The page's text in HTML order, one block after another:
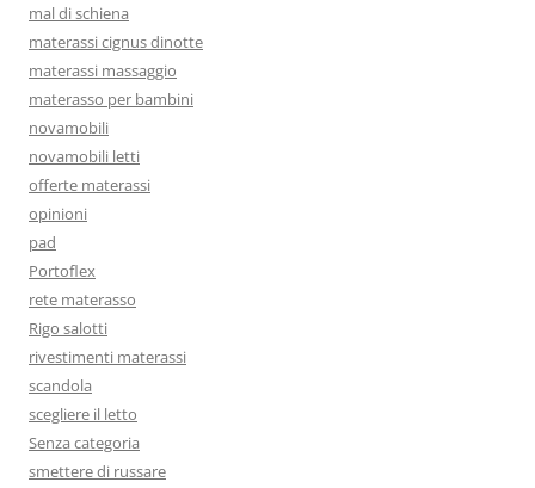
mal di schiena
materassi cignus dinotte
materassi massaggio
materasso per bambini
novamobili
novamobili letti
offerte materassi
opinioni
pad
Portoflex
rete materasso
Rigo salotti
rivestimenti materassi
scandola
scegliere il letto
Senza categoria
smettere di russare